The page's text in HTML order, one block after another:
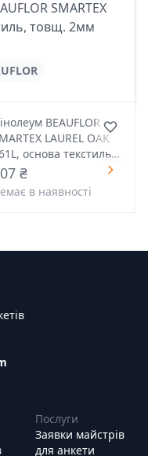
SMARTEX
товщ. 2мм
BEAUFLOR
LAUREL OAK
основа текстиль,
2мм
₴
в наявності
Послуги
Заявки майстрів
для анкети